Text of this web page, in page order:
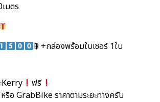
มตร
฿ +กล่องพร้อมใบเซอร์ 1ใบ
Kerry
ฟรี
รือ GrabBike ราคาตามระยะทางครับ